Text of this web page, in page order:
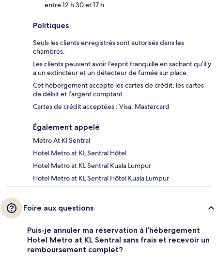
entre 12 h 30 et 17 h
Politiques
Seuls les clients enregistrés sont autorisés dans les
chambres.
Les clients peuvent avoir l’esprit tranquille en sachant qu’il y
a un extincteur et un détecteur de fumée sur place.
Cet hébergement accepte les cartes de crédit, les cartes
de débit et l’argent comptant.
Cartes de crédit acceptées : Visa, Mastercard
Également appelé
Metro At Kl Sentral
Hotel Metro at KL Sentral Hôtel
Hotel Metro at KL Sentral Kuala Lumpur
Hotel Metro at KL Sentral Hôtel Kuala Lumpur
Foire aux questions
Puis-je annuler ma réservation à l’hébergement
Hotel Metro at KL Sentral sans frais et recevoir un
remboursement complet?